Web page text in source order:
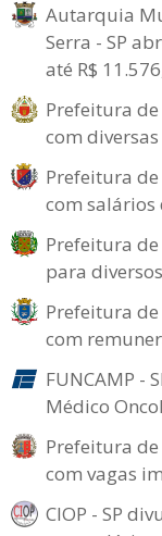
Autarquia
Serra - SP
até R$
Prefeitura de
com
Prefeitura
com salários
Prefeitura
para
Prefeitura
com
FUNCAMP -
Médico
Prefeitura
com vagas
CIOP - SP